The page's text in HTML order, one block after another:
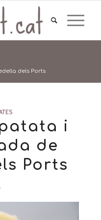
dels Ports
i
de
Ports